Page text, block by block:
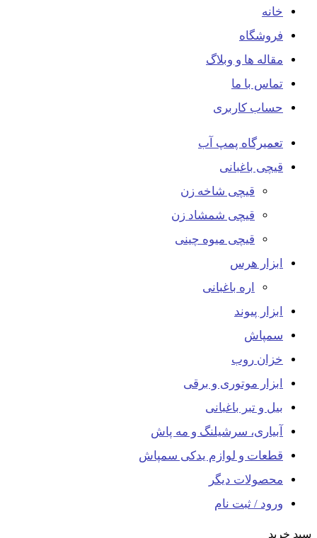
خانه
فروشگاه
مقاله ها و وبلاگ
تماس با ما
حساب کاربری
تعمیرگاه پمپ آب
قیچی باغبانی
قیچی شاخه زن
قیچی شمشاد زن
قیچی میوه چینی
ابزار هرس
اره باغبانی
ابزار پیوند
سمپاش
خزان روب
ابزار موتوری و برقی
بیل و تبر باغبانی
آبیاری، سرشیلنگ و مه پاش
قطعات و لوازم یدکی سمپاش
محصولات دیگر
ورود / ثبت نام
سبد خرید